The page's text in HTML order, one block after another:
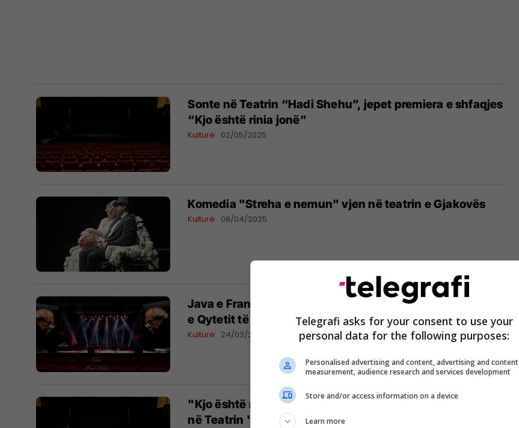
Sonte në Teatrin “Hadi Shehu”, jepet premiera e shfaqjes
“Kjo është rinia jonë”
Kulturë 02/05/2025
Komedia "Streha e nemun" vjen në teatrin e Gjakovës
Kulturë 08/04/2025
Java e Frankofonisë sjell shfaqjen "Antigonat" në Teatrin
e Qytetit të Gjakovës
Kulturë 24/03/2025
"Kjo është rinia jonë" shfaqja e radhës që do të shfaqet
në Teatrin "Hadi Shehu"
Telegrafi asks for your consent to use your
personal data for the following purposes:
Personalised advertising and content, advertising and content
measurement, audience research and services development
Store and/or access information on a device
Learn more